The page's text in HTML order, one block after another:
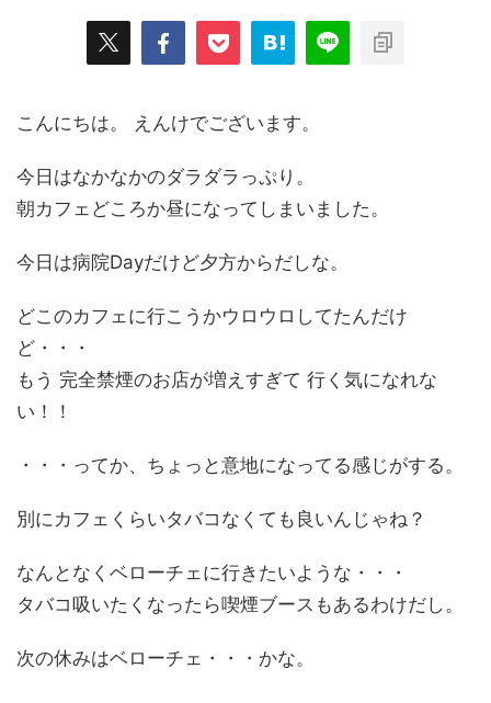
こんにちは。 えんけでございます。
今日はなかなかのダラダラっぷり。
朝カフェどころか昼になってしまいました。
今日は病院Dayだけど夕方からだしな。
どこのカフェに行こうかウロウロしてたんだけ
ど・・・
もう 完全禁煙のお店が増えすぎて 行く気になれな
い！！
・・・ってか、ちょっと意地になってる感じがする。
別にカフェくらいタバコなくても良いんじゃね？
なんとなくベローチェに行きたいような・・・
タバコ吸いたくなったら喫煙ブースもあるわけだし。
次の休みはベローチェ・・・かな。